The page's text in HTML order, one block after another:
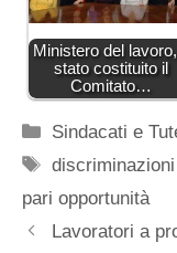
Ministero del
stato costituito il
Comitato…
Categorie
Sindacati e
Tag
pari opportunità
Lavoratori a